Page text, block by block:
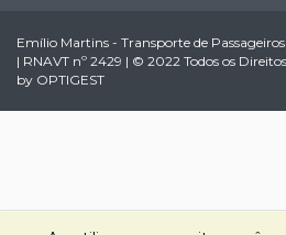
Emílio Martins - Transporte de
| RNAVT nº 2429 | © 2022 Todos os
by OPTIGEST